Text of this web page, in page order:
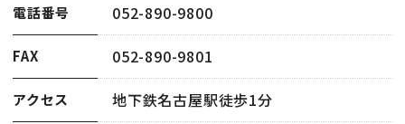
電話番号 052-890-9800
FAX 052-890-9801
アクセス 地下鉄名古屋駅徒歩1分